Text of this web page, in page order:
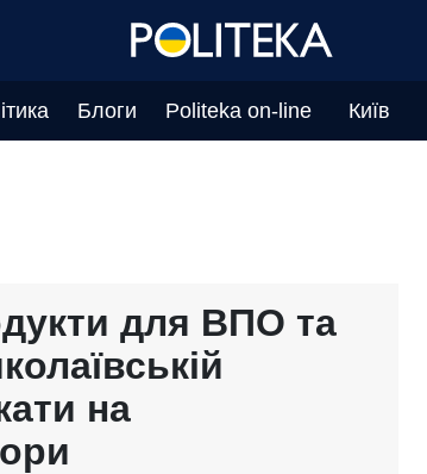
Блоги Politeka on-line Київ
для ВПО та
на